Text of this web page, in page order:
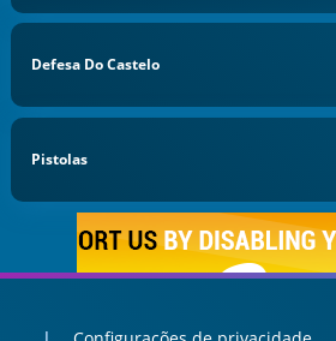
Defesa Do Castelo
Pistolas